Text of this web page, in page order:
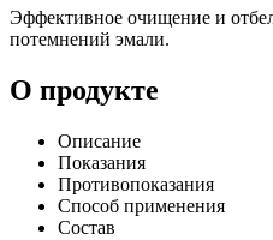
Эффективное очищение и
потемнений эмали.
О продукте
Описание
Показания
Противопоказания
Способ применения
Состав